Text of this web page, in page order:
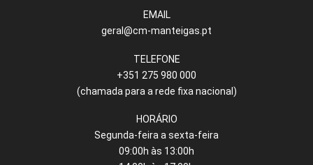
EMAIL
geral@cm-manteigas.pt
TELEFONE
+351 275 980 000
(chamada para a rede fixa nacional)
HORÁRIO
Segunda-feira a sexta-feira
09:00h às 13:00h